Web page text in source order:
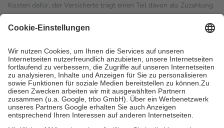
Kosten dafür, der Versicherte trägt einen Teil davon als Zuzahlung
mit.
Grundsätzlich leisten Mitglieder Zuzahlungen in Höhe von zehn
höchstens zehn Euro.
Es sind jedoch nie mehr als die
tatsächlichen Kosten der Leistung zu entrichten.
Diese Regeln gelten grundsätzlich auch für Online-Apotheken.
Bei Heilmitteln und häuslicher Krankenpflege beträgt die
Zuzahlung zehn Prozent der Kosten sowie zehn Euro je
Verordnung.
Um das Engagement der Versicherten für ihre eigene Gesundheit
zu stärken und die besondere Stellung der Familie zu unterstützen,